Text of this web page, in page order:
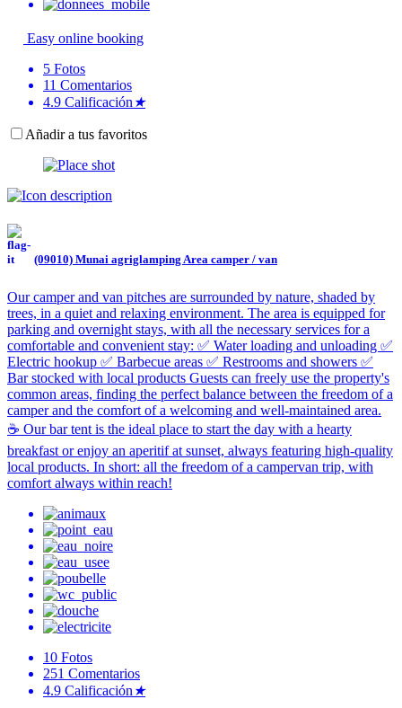
Easy online booking
5 Fotos
11 Comentarios
4.9 Calificación ★
Añadir a tus favoritos
(09010) Munai agriglamping Area camper / van
Our camper and van pitches are surrounded by nature, shaded by
trees, in a quiet and relaxing environment. The area is equipped for
parking and overnight stays, with all the necessary services for a
comfortable and convenient stay: ✅ Water loading and unloading ✅
Electric hookup ✅ Barbecue areas ✅ Restrooms and showers ✅
Bar stocked with local products Guests can freely use the property's
common areas, finding the perfect balance between the freedom of a
camper and the comfort of a welcoming and well-maintained area.
☕ Our bar tent is the ideal place to start the day with a hearty
breakfast or enjoy an aperitif at sunset, always featuring high-quality
local products. In short: all the freedom of a campervan trip, with
comfort always within reach!
10 Fotos
251 Comentarios
4.9 Calificación ★